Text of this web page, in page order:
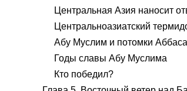
Центральная Азия наносит
Центральноазиатский
Абу Муслим и потомки Аббаса
Годы славы Абу Муслима
Кто победил?